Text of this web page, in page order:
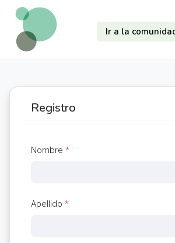
Ir a la
Registro
Nombre *
Apellido *